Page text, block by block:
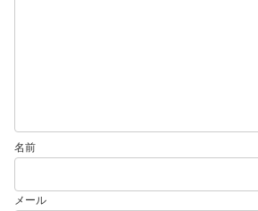
名前
メール